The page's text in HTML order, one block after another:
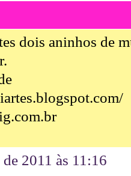
dois aninhos de
2011 às 11:16